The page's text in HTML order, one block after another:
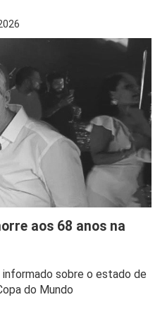
aos 68 anos na
informado sobre o estado de
do Mundo